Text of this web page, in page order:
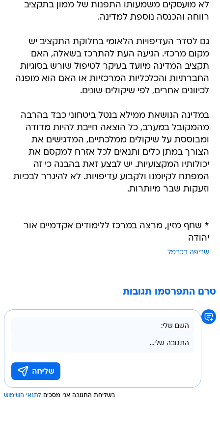
לא מועסקים משמעותו התפנות של ממון בתקציב
רווחה והכנסה נוספת למדינה.
גם לסדר העדיפויות הלאומי בחלוקת התקציב יש
מקום מרכזי. הגיעה העת להתרכז בשאלה, האם
תקציב המדינה מיועד בעיקר לטיפול שורש בסוגיות
החברתיות והכלכליות המרכזיות או האם הוא מופנה
לכיוונים אחרים, לפי שיקולים שונים.
במדינה הנושאת ממילא בנטל ביטחוני כבד בהרבה
מהמקובל במערב, כל הוצאה חייבת להיות מדודה
ומבוססת על שיקולים ממלכתיים, המדגישים את
הצורך במתן כלים ותנאים לכל אזרח למקסם את
יכולותיו המקצועיות. יש לבצע זאת בהבנה כי זה
המפתח לקיומנו ולקבוע עדיפויות. לא להיגרר לבכיות
וזעקות שבר מיותרות.
* שחף מזין, מרצה במרכז ללימודים אקדמיים אור
יהודה
שריפה בכרמל
טרם התפרסמו תגובות
בשליחת התגובה אני מסכים לתנאי השימוש